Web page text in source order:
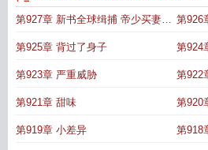
第927章 新书全球缉捕 帝少买妻赠
包子
第926
第925章 背过了身子 第924
第923章 严重威胁 第922
第921章 甜味 第920
第919章 小差异 第918